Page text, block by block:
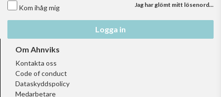
Kom ihåg mig Jag har glömt mitt lösenord...
Logga in
Om Ahnviks
Kontakta oss
Code of conduct
Dataskyddspolicy
Medarbetare